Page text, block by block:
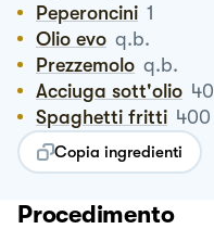
Peperoncini 1
Olio evo q.b.
Prezzemolo q.b.
Acciuga sott'olio 40
Spaghetti fritti 400
Copia ingredienti
Procedimento